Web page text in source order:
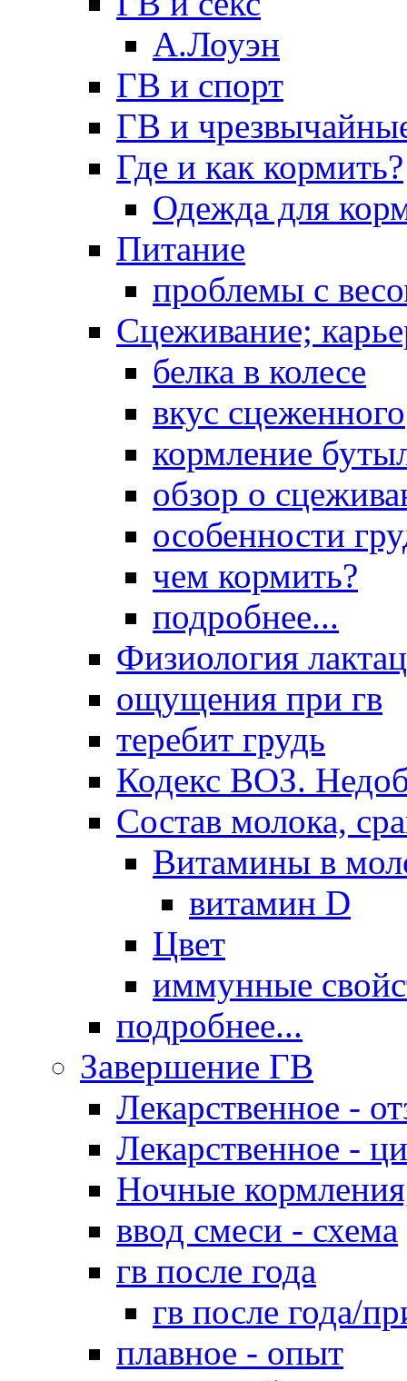
А.Лоуэн
ГВ и спорт
ГВ и
Где и как кормить?
Одежда для
Питание
проблемы с
Сцеживание;
белка в колесе
вкус сцеженного
кормление
обзор о
особенности
чем кормить?
подробнее...
Физиология
ощущения при гв
теребит грудь
Кодекс ВОЗ.
Состав молока,
Витамины в
витамин D
Цвет
иммунные
подробнее...
Завершение ГВ
Лекарственное -
Лекарственное -
Ночные
ввод смеси - схема
гв после года
гв после года/
плавное - опыт